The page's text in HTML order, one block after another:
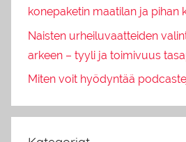
konepaketin maatilan ja pihan
Naisten urheiluvaatteiden
arkeen – tyyli ja toimivuus
Miten voit hyödyntää